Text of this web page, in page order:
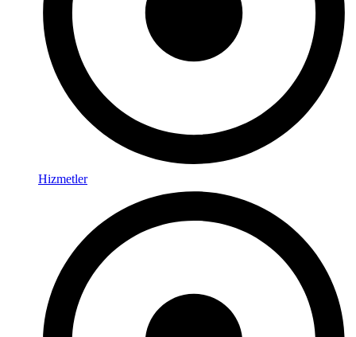
Hizmetler